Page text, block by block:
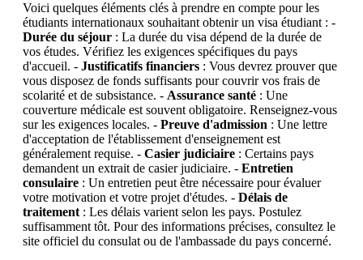
Voici quelques éléments clés à prendre en compte pour les
étudiants internationaux souhaitant obtenir un visa étudiant : -
Durée du séjour : La durée du visa dépend de la durée de
vos études. Vérifiez les exigences spécifiques du pays
d'accueil. - Justificatifs financiers : Vous devrez prouver que
vous disposez de fonds suffisants pour couvrir vos frais de
scolarité et de subsistance. - Assurance santé : Une
couverture médicale est souvent obligatoire. Renseignez-vous
sur les exigences locales. - Preuve d'admission : Une lettre
d'acceptation de l'établissement d'enseignement est
généralement requise. - Casier judiciaire : Certains pays
demandent un extrait de casier judiciaire. - Entretien
consulaire : Un entretien peut être nécessaire pour évaluer
votre motivation et votre projet d'études. - Délais de
traitement : Les délais varient selon les pays. Postulez
suffisamment tôt. Pour des informations précises, consultez le
site officiel du consulat ou de l'ambassade du pays concerné.